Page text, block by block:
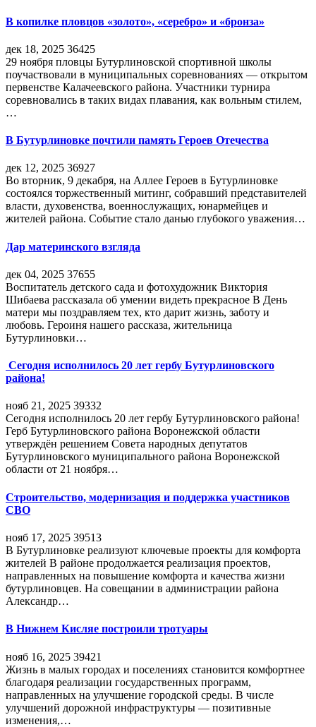
В копилке пловцов «золото», «серебро» и «бронза»
дек 18, 2025 36425
29 ноября пловцы Бутурлиновской спортивной школы
поучаствовали в муниципальных соревнованиях — открытом
первенстве Калачеевского района. Участники турнира
соревновались в таких видах плавания, как вольным стилем,
…
В Бутурлиновке почтили память Героев Отечества
дек 12, 2025 36927
Во вторник, 9 декабря, на Аллее Героев в Бутурлиновке
состоялся торжественный митинг, собравший представителей
власти, духовенства, военнослужащих, юнармейцев и
жителей района. Событие стало данью глубокого уважения…
Дар материнского взгляда
дек 04, 2025 37655
Воспитатель детского сада и фотохудожник Виктория
Шибаева рассказала об умении видеть прекрасное В День
матери мы поздравляем тех, кто дарит жизнь, заботу и
любовь. Героиня нашего рассказа, жительница
Бутурлиновки…
Сегодня исполнилось 20 лет гербу Бутурлиновского
района!
нояб 21, 2025 39332
Сегодня исполнилось 20 лет гербу Бутурлиновского района!
Герб Бутурлиновского района Воронежской области
утверждён решением Совета народных депутатов
Бутурлиновского муниципального района Воронежской
области от 21 ноября…
Строительство, модернизация и поддержка участников
СВО
нояб 17, 2025 39513
В Бутурлиновке реализуют ключевые проекты для комфорта
жителей В районе продолжается реализация проектов,
направленных на повышение комфорта и качества жизни
бутурлиновцев. На совещании в администрации района
Александр…
В Нижнем Кисляе построили тротуары
нояб 16, 2025 39421
Жизнь в малых городах и поселениях становится комфортнее
благодаря реализации государственных программ,
направленных на улучшение городской среды. В числе
улучшений дорожной инфраструктуры — позитивные
изменения,…